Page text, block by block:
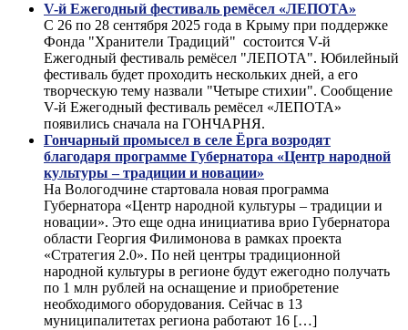
V-й Ежегодный фестиваль ремёсел «ЛЕПОТА»
С 26 по 28 сентября 2025 года в Крыму при поддержке
Фонда "Хранители Традиций" состоится V-й
Ежегодный фестиваль ремёсел "ЛЕПОТА". Юбилейный
фестиваль будет проходить нескольких дней, а его
творческую тему назвали "Четыре стихии". Сообщение
V-й Ежегодный фестиваль ремёсел «ЛЕПОТА»
появились сначала на ГОНЧАРНЯ.
Гончарный промысел в селе Ёрга возродят
благодаря программе Губернатора «Центр народной
культуры – традиции и новации»
На Вологодчине стартовала новая программа
Губернатора «Центр народной культуры – традиции и
новации». Это еще одна инициатива врио Губернатора
области Георгия Филимонова в рамках проекта
«Стратегия 2.0». По ней центры традиционной
народной культуры в регионе будут ежегодно получать
по 1 млн рублей на оснащение и приобретение
необходимого оборудования. Сейчас в 13
муниципалитетах региона работают 16 […]